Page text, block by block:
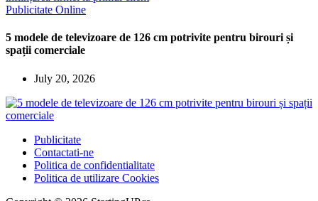
Publicitate Online
5 modele de televizoare de 126 cm potrivite pentru birouri și
spații comerciale
July 20, 2026
Publicitate
Contactati-ne
Politica de confidentialitate
Politica de utilizare Cookies